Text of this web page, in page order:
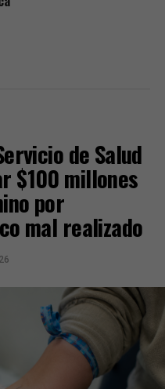
de Salud
$100 millones
por
mal realizado